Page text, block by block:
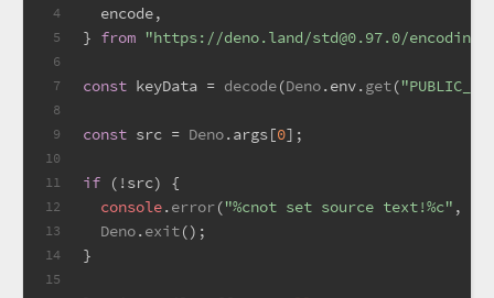
4
5
6
7
8
9
10
11
12
13
14
15
  encode,
} from "https://deno.land/std@0.97.0/encoding/
const keyData = decode(Deno.env.get(
const src = Deno.args[0];
if (!src) {
console.error("%cnot set source text!%c" ,
Deno.exit();
}